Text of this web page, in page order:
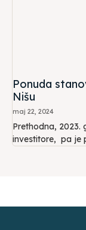
Ponuda
Nišu
maj 22, 2024
Prethodna, 2023.
investitore, pa je